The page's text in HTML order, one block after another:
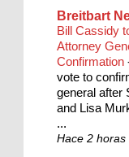
Breitbart
Bill Cassidy
Attorney
Confirmation
vote to
general after
and Lisa
...
Hace 2 horas